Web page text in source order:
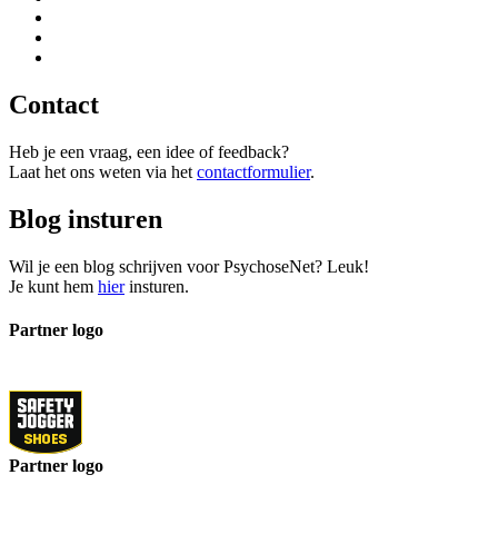
Contact
Heb je een vraag, een idee of feedback?
Laat het ons weten via het contactformulier.
Blog insturen
Wil je een blog schrijven voor PsychoseNet? Leuk!
Je kunt hem hierinsturen.
Partner logo
Partner logo